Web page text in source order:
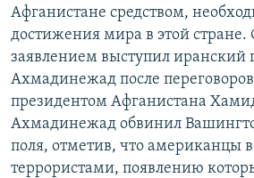
поиску
ТОҶИКӢ
TÜRKMENÇE
Все сайты РСЕ/РС
Афганистане средством,
достижения мира в этой стране.
заявлением выступил
Ахмадинежад после переговоров
президентом Афганистана
Ахмадинежад обвинил
поля, отметив, что американцы
террористами, появлению